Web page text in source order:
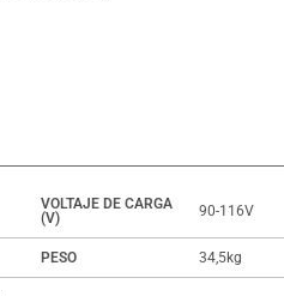
VOLTAJE DE CARGA
(V)
90-116V
PESO 34,5kg